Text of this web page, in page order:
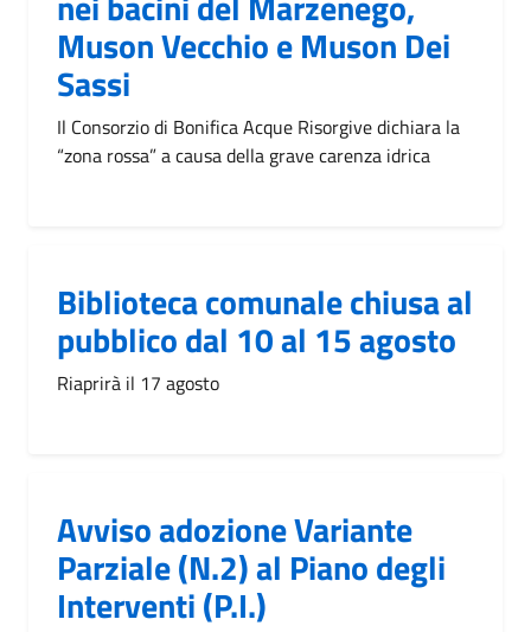
Muson Vecchio e Muson Dei
Sassi
Il Consorzio di Bonifica Acque Risorgive dichiara la
“zona rossa” a causa della grave carenza idrica
Biblioteca comunale chiusa al
pubblico dal 10 al 15 agosto
Riaprirà il 17 agosto
Avviso adozione Variante
Parziale (N.2) al Piano degli
Interventi (P.I.)